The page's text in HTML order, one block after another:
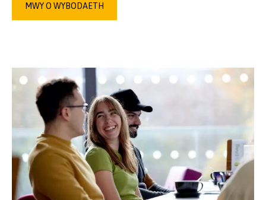
MWY O WYBODAETH